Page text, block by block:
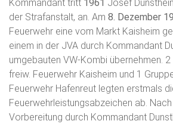
Kommandant tritt 1961 Josef
der Strafanstalt, an. Am 8. Dezember
Feuerwehr eine vom Markt Kaisheim
einem in der JVA durch Kommandant
umgebauten VW-Kombi übernehmen.
freiw. Feuerwehr Kaisheim und 1
Feuerwehr Hafenreut legten erstmals
Feuerwehrleistungsabzeichen ab.
Vorbereitung durch Kommandant